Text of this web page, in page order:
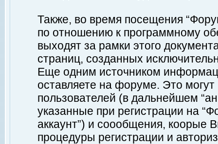
Также, во время посещения
по отношению к программному
выходят за рамки этого
страниц, созданных
Еще одним источником
оставляете на форуме. Это
пользователей (в дальнейшем
указанные при регистрации на
аккаунт”) и соообщения, коорые
процедуры регистрации и